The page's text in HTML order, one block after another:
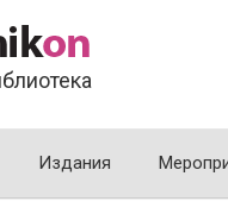
Издания